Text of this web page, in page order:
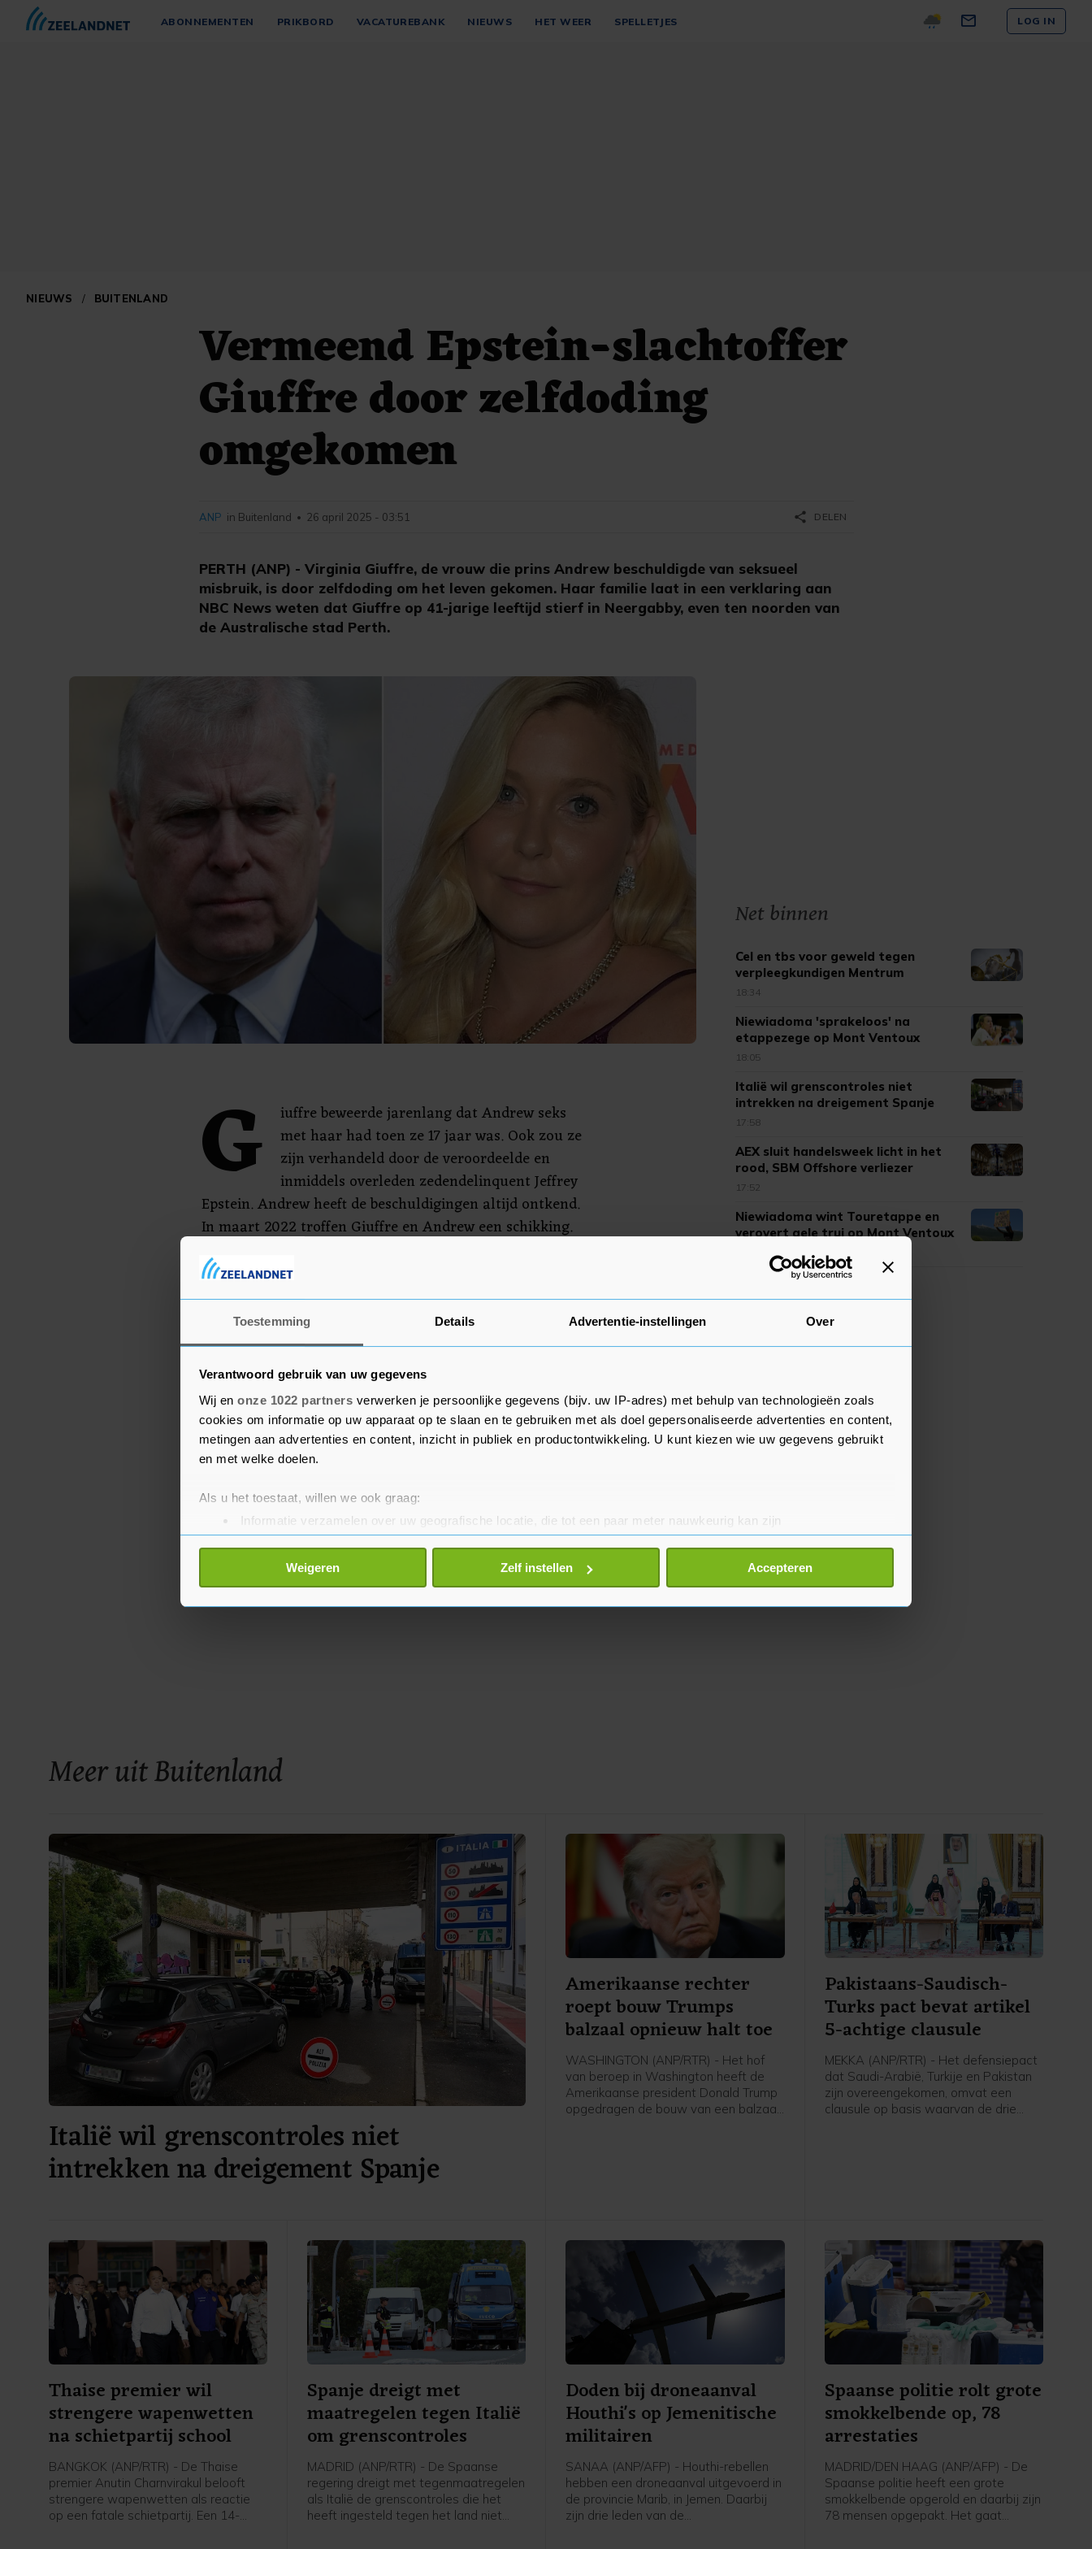
Toestemming Details Advertentie-instellingen Over
Verantwoord gebruik van uw gegevens
Wij en onze 1022 partners verwerken je persoonlijke gegevens (bijv. uw IP-adres) met behulp van technologieën zoals
cookies om informatie op uw apparaat op te slaan en te gebruiken met als doel gepersonaliseerde advertenties en content,
metingen aan advertenties en content, inzicht in publiek en productontwikkeling. U kunt kiezen wie uw gegevens gebruikt
en met welke doelen.
Als u het toestaat, willen we ook graag:
Informatie verzamelen over uw geografische locatie, die tot een paar meter nauwkeurig kan zijn
Uw apparaat identificeren door het actief te scannen op specifieke eigenschappen (fingerprinting)
Lees meer over hoe uw persoonlijke gegevens worden verwerkt en stel uw voorkeuren in het
detailgedeelte
toestemming op elk moment wijzigen of intrekken in de Cookieverklaring.
Weigeren Zelf instellen Accepteren
ABONNEMENTEN PRIKBORD VACATUREBANK NIEUWS HET WEER SPELLETJES LOG IN
NIEUWS / BUITENLAND
Vermeend Epstein-slachtoffer
Giuffre door zelfdoding
omgekomen
PERTH (ANP) - Virginia Giuffre, de vrouw die prins Andrew beschuldigde van seksueel
misbruik, is door zelfdoding om het leven gekomen. Haar familie laat in een verklaring aan
NBC News weten dat Giuffre op 41-jarige leeftijd stierf in Neergabby, even ten noorden van
de Australische stad Perth.
ANP in Buitenland • 26 april 2025 - 03:51 share DELEN
G
iuffre beweerde jarenlang dat Andrew seks
met haar had toen ze 17 jaar was. Ook zou ze
zijn verhandeld door de veroordeelde en
inmiddels overleden zedendelinquent Jeffrey
Epstein. Andrew heeft de beschuldigingen altijd ontkend.
In maart 2022 troffen Giuffre en Andrew een schikking.
Giuffre meldde eind vorige maand op Instagram dat een
schoolbus haar had aangereden en dat ze nog maar een
paar dagen te leven had. Dat verhaal werd in twijfel
getrokken, omdat de lokale politie zei geen meldingen te
Meer uit Buitenland
Italië wil grenscontroles niet
intrekken na dreigement Spanje
Amerikaanse rechter
roept bouw Trumps
balzaal opnieuw halt toe
WASHINGTON (ANP/RTR) - Het hof
van beroep in Washington heeft de
Amerikaanse president Donald Trump
opgedragen de bouw van een balzaal
Pakistaans-Saudisch-
Turks pact bevat artikel
5-achtige clausule
MEKKA (ANP/RTR) - Het defensiepact
dat Saudi-Arabië, Turkije en Pakistan
zijn overeengekomen, omvat een
clausule op basis waarvan de drie
NAVO. Ook worden afspraken
gemaakt over intensievere
defensiesamenwerking.
Thaise premier wil
strengere wapenwetten
na schietpartij school
BANGKOK (ANP/RTR) - De Thaise
premier Anutin Charnvirakul belooft
strengere wapenwetten als reactie
op een fatale schietpartij. Een 14-
Spanje dreigt met
maatregelen tegen Italië
om grenscontroles
MADRID (ANP/RTR) - De Spaanse
regering dreigt met tegenmaatregelen
als Italië de grenscontroles die het
heeft ingesteld tegen het land niet
Doden bij droneaanval
Houthi's op Jemenitische
militairen
SANAA (ANP/AFP) - Houthi-rebellen
hebben een droneaanval uitgevoerd in
de provincie Marib, in Jemen. Daarbij
zijn drie leden van de
Spaanse politie rolt grote
smokkelbende op, 78
arrestaties
MADRID/DEN HAAG (ANP/AFP) - De
Spaanse politie heeft een grote
smokkelbende opgerold en daarbij zijn
78 mensen opgepakt. Het gaat
Net binnen
Cel en tbs voor geweld tegen
verpleegkundigen Mentrum
18:34
Niewiadoma 'sprakeloos' na
etappezege op Mont Ventoux
18:05
Italië wil grenscontroles niet
intrekken na dreigement Spanje
17:58
AEX sluit handelsweek licht in het
rood, SBM Offshore verliezer
17:52
Niewiadoma wint Touretappe en
verovert gele trui op Mont Ventoux